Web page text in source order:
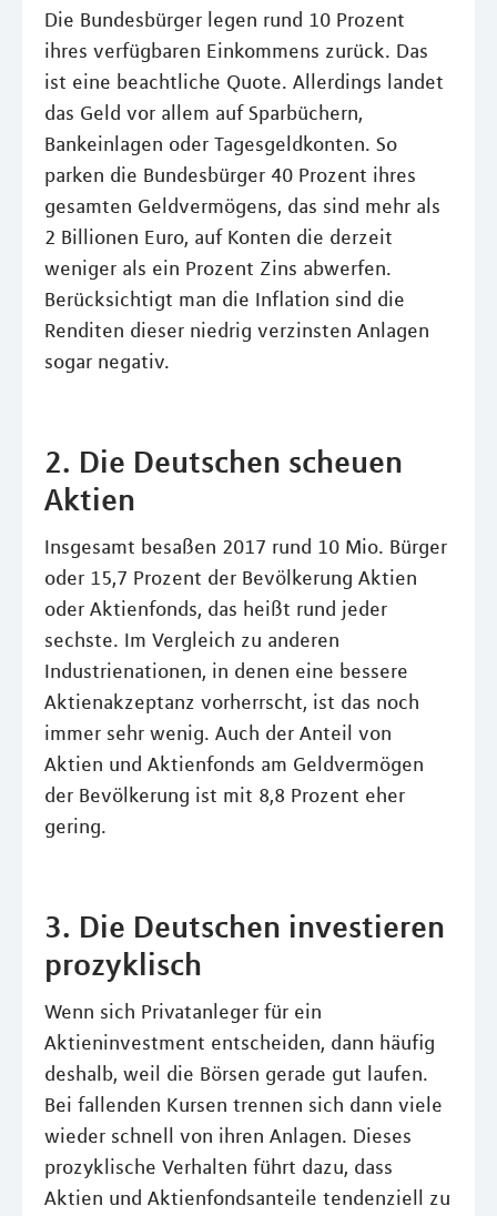
Die Bundesbürger legen rund 10 Prozent
ihres verfügbaren Einkommens zurück. Das
ist eine beachtliche Quote. Allerdings landet
das Geld vor allem auf Sparbüchern,
Bankeinlagen oder Tagesgeldkonten. So
parken die Bundesbürger 40 Prozent ihres
gesamten Geldvermögens, das sind mehr als
2 Billionen Euro, auf Konten die derzeit
weniger als ein Prozent Zins abwerfen.
Berücksichtigt man die Inflation sind die
Renditen dieser niedrig verzinsten Anlagen
sogar negativ.
2. Die Deutschen scheuen
Aktien
Insgesamt besaßen 2017 rund 10 Mio. Bürger
oder 15,7 Prozent der Bevölkerung Aktien
oder Aktienfonds, das heißt rund jeder
sechste. Im Vergleich zu anderen
Industrienationen, in denen eine bessere
Aktienakzeptanz vorherrscht, ist das noch
immer sehr wenig. Auch der Anteil von
Aktien und Aktienfonds am Geldvermögen
der Bevölkerung ist mit 8,8 Prozent eher
gering.
3. Die Deutschen investieren
prozyklisch
Wenn sich Privatanleger für ein
Aktieninvestment entscheiden, dann häufig
deshalb, weil die Börsen gerade gut laufen.
Bei fallenden Kursen trennen sich dann viele
wieder schnell von ihren Anlagen. Dieses
prozyklische Verhalten führt dazu, dass
Aktien und Aktienfondsanteile tendenziell zu